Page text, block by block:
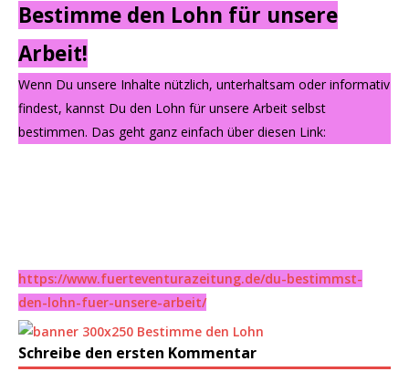
Bestimme den Lohn für unsere
Arbeit!
Wenn Du unsere Inhalte nützlich, unterhaltsam oder informativ
findest, kannst Du den Lohn für unsere Arbeit selbst
bestimmen. Das geht ganz einfach über diesen Link:
https://www.fuerteventurazeitung.de/du-bestimmst-
den-lohn-fuer-unsere-arbeit/
Schreibe den ersten Kommentar